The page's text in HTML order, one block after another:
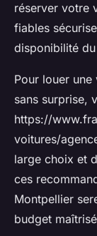
réserver votre
fiables
disponibilité
Pour louer
sans surprise,
https://
voitures/
large choix et
ces
Montpellier
budget